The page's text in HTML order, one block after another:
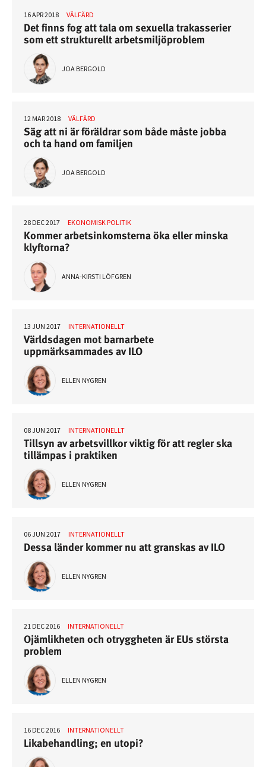
16 APR 2018 VÄLFÄRD
Det finns fog att tala om sexuella trakasserier
som ett strukturellt arbetsmiljöproblem
JOA BERGOLD
12 MAR 2018 VÄLFÄRD
Säg att ni är föräldrar som både måste jobba
och ta hand om familjen
JOA BERGOLD
28 DEC 2017 EKONOMISK POLITIK
Kommer arbetsinkomsterna öka eller minska
klyftorna?
ANNA-KIRSTI LÖFGREN
13 JUN 2017 INTERNATIONELLT
Världsdagen mot barnarbete
uppmärksammades av ILO
ELLEN NYGREN
08 JUN 2017 INTERNATIONELLT
Tillsyn av arbetsvillkor viktig för att regler ska
tillämpas i praktiken
ELLEN NYGREN
06 JUN 2017 INTERNATIONELLT
Dessa länder kommer nu att granskas av ILO
ELLEN NYGREN
21 DEC 2016 INTERNATIONELLT
Ojämlikheten och otryggheten är EUs största
problem
ELLEN NYGREN
16 DEC 2016 INTERNATIONELLT
Likabehandling; en utopi?